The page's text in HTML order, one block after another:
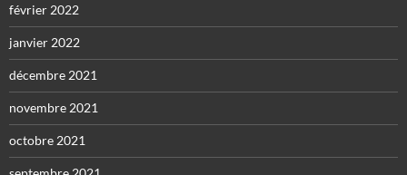
février 2022
janvier 2022
décembre 2021
novembre 2021
octobre 2021